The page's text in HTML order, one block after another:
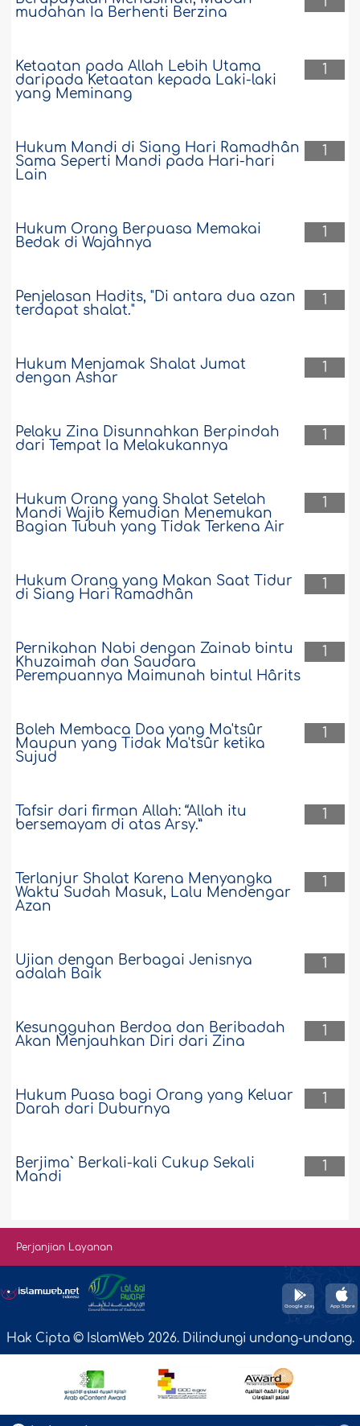
mudahan Ia Berhenti Berzina
1
Ketaatan pada Allah Lebih Utama
daripada Ketaatan kepada Laki-laki
yang Meminang
1
Hukum Mandi di Siang Hari Ramadhân
Sama Seperti Mandi pada Hari-hari
Lain
1
Hukum Orang Berpuasa Memakai
Bedak di Wajahnya
1
Penjelasan Hadits, "Di antara dua azan
terdapat shalat."
1
Hukum Menjamak Shalat Jumat
dengan Ashar
1
Pelaku Zina Disunnahkan Berpindah
dari Tempat Ia Melakukannya
1
Hukum Orang yang Shalat Setelah
Mandi Wajib Kemudian Menemukan
Bagian Tubuh yang Tidak Terkena Air
1
Hukum Orang yang Makan Saat Tidur
di Siang Hari Ramadhân
1
Pernikahan Nabi dengan Zainab bintu
Khuzaimah dan Saudara
Perempuannya Maimunah bintul Hârits
1
Boleh Membaca Doa yang Ma'tsûr
Maupun yang Tidak Ma'tsûr ketika
Sujud
1
Tafsir dari firman Allah: “Allah itu
bersemayam di atas Arsy.”
1
Terlanjur Shalat Karena Menyangka
Waktu Sudah Masuk, Lalu Mendengar
Azan
1
Ujian dengan Berbagai Jenisnya
adalah Baik
1
Kesungguhan Berdoa dan Beribadah
Akan Menjauhkan Diri dari Zina
1
Hukum Puasa bagi Orang yang Keluar
Darah dari Duburnya
1
Berjima` Berkali-kali Cukup Sekali
Mandi
Perjanjian Layanan
Hak Cipta © IslamWeb 2026. Dilindungi undang-undang.